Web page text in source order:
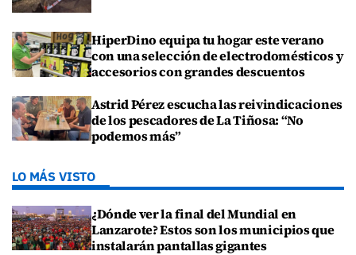
HiperDino equipa tu hogar este verano
con una selección de electrodomésticos y
accesorios con grandes descuentos
Astrid Pérez escucha las reivindicaciones
de los pescadores de La Tiñosa: “No
podemos más”
LO MÁS VISTO
¿Dónde ver la final del Mundial en
Lanzarote? Estos son los municipios que
instalarán pantallas gigantes